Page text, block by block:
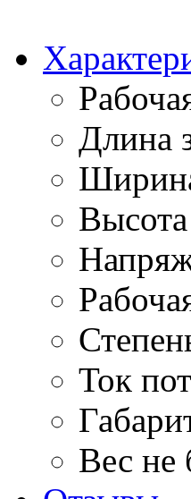
Длина
Ток
Вес не